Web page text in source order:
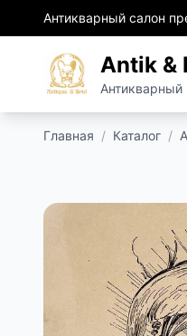
Антикварный салон
Antik &
Антикварный
Главная / Каталог /